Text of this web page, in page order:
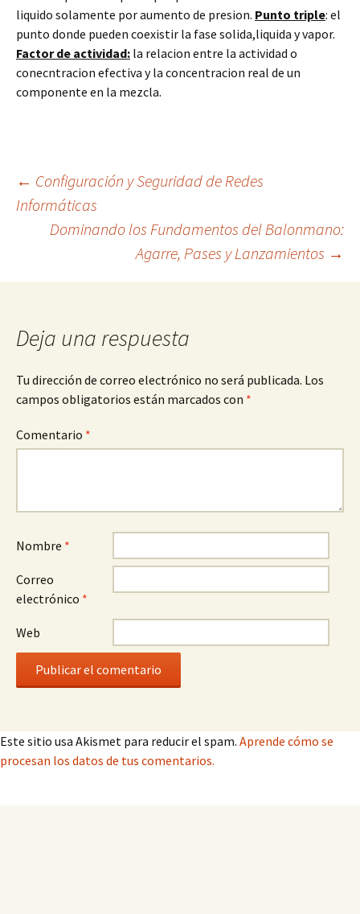
liquido solamente por aumento de presion. Punto triple: el
punto donde pueden coexistir la fase solida,liquida y vapor.
Factor de actividad: la relacion entre la actividad o
conecntracion efectiva y la concentracion real de un
componente en la mezcla.
Navegación
entradas
← Configuración y Seguridad de Redes
Informáticas
Dominando los Fundamentos del Balonmano:
Agarre, Pases y Lanzamientos →
Deja una respuesta
Tu dirección de correo electrónico no será publicada. Los
campos obligatorios están marcados con *
Comentario *
Nombre *
Correo
electrónico *
Web
Este sitio usa Akismet para reducir el spam. Aprende cómo se
procesan los datos de tus comentarios.